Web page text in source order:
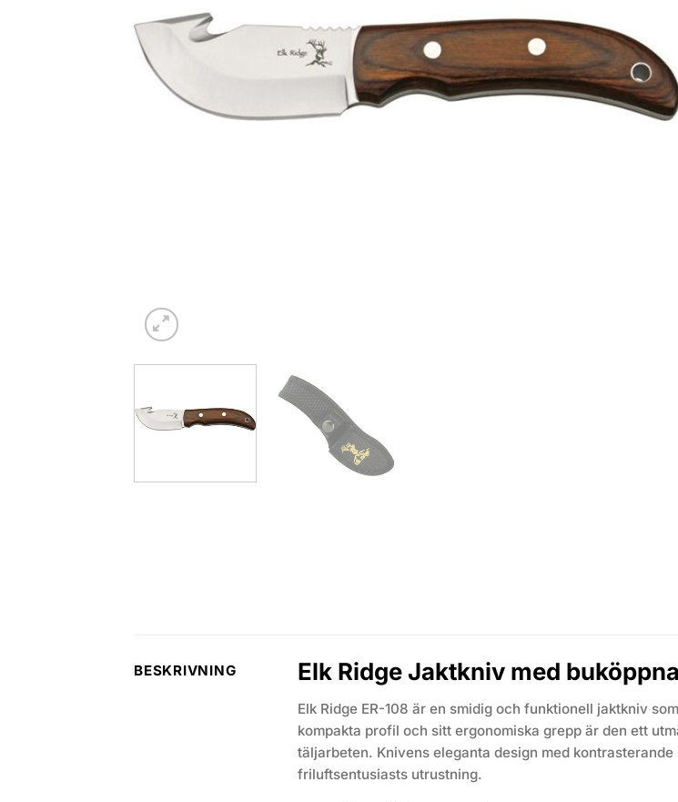
BESKRIVNING Elk Ridge Jaktkniv med
Elk Ridge ER-108 är en smidig och funktionell jaktkniv
kompakta profil och sitt ergonomiska grepp är den ett
täljarbeten. Knivens eleganta design med
friluftsentusiasts utrustning.